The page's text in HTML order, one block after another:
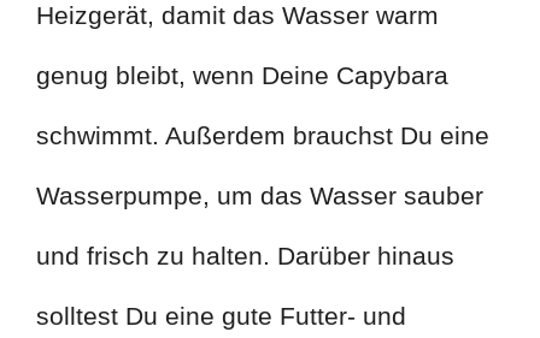
Heizgerät, damit das Wasser warm
genug bleibt, wenn Deine Capybara
schwimmt. Außerdem brauchst Du eine
Wasserpumpe, um das Wasser sauber
und frisch zu halten. Darüber hinaus
solltest Du eine gute Futter- und